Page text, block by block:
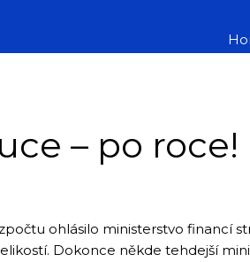
– po roce!
ohlásilo ministerstvo financí
Dokonce někde tehdejší